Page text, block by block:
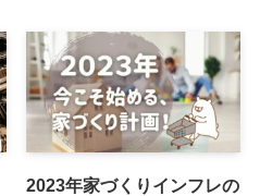
2023年家づくりインフレの